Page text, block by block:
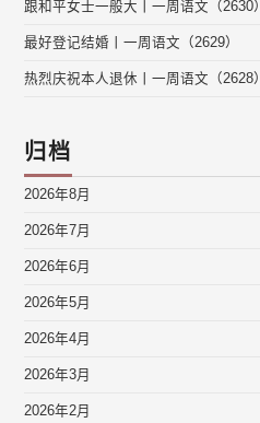
跟和平女士一般大丨一周语文（2630）
最好登记结婚丨一周语文（2629）
热烈庆祝本人退休丨一周语文（2628）
归档
2026年8月
2026年7月
2026年6月
2026年5月
2026年4月
2026年3月
2026年2月